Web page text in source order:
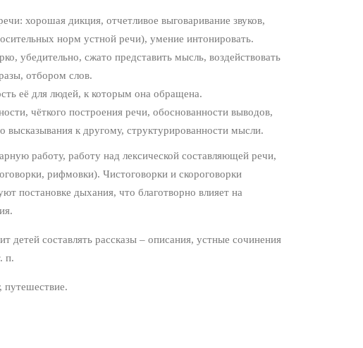
хорошая дикция, отчетливое выговаривание звуков,
норм устной речи), умение интонировать.
убедительно, сжато представить мысль, воздействовать
отбором слов.
её для людей, к которым она обращена.
чёткого построения речи, обоснованности выводов,
высказывания к другому, структурированности мысли.
работу, работу над лексической составляющей речи,
рифмовки). Чистоговорки и скороговорки
постановке дыхания, что благотворно влияет на
детей составлять рассказы – описания, устные сочинения
п.
путешествие.